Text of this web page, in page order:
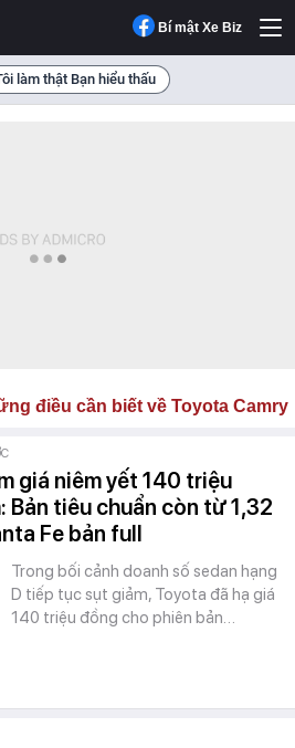
Bí mật Xe Biz
làm thật Bạn hiểu thấu
điều cần biết về Toyota Camry
giá niêm yết 140 triệu
Bản tiêu chuẩn còn từ 1,32
Fe bản full
Trong bối cảnh doanh số sedan hạng
D tiếp tục sụt giảm, Toyota đã hạ giá
140 triệu đồng cho phiên bản…